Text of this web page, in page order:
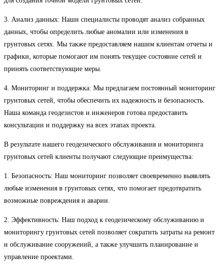
3. Анализ данных: Наши специалисты проводят анализ собранных
данных, чтобы определить любые аномалии или изменения в
грунтовых сетях. Мы также предоставляем нашим клиентам отчеты и
графики, которые помогают им понять текущее состояние сетей и
принять соответствующие меры.
4. Мониторинг и поддержка: Мы предлагаем постоянный мониторинг
грунтовых сетей, чтобы обеспечить их надежность и безопасность.
Наша команда геодезистов и инженеров готова предоставить
консультации и поддержку на всех этапах проекта.
В результате нашего геодезического обслуживания и мониторинга
грунтовых сетей клиенты получают следующие преимущества:
1. Безопасность: Наш мониторинг позволяет своевременно выявлять
любые изменения в грунтовых сетях, что помогает предотвратить
возможные повреждения и аварии.
2. Эффективность: Наш подход к геодезическому обслуживанию и
мониторингу грунтовых сетей позволяет сократить затраты на ремонт
и обслуживание сооружений, а также улучшить планирование и
управление проектами.